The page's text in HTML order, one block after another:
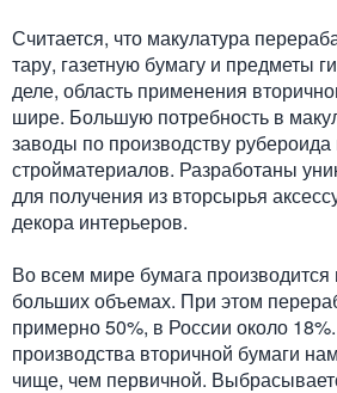
Считается, что макулатура
тару, газетную бумагу и предметы
деле, область применения
шире. Большую потребность в
заводы по производству рубероида
стройматериалов. Разработаны
для получения из вторсырья
декора интерьеров.
Во всем мире бумага производится
больших объемах. При этом
примерно 50%, в России около
производства вторичной бумаги
чище, чем первичной.